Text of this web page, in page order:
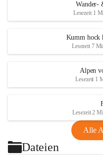
Wander-
Lesezeit 1
Kumm hock
Lesezeit 7
Alpen
Lesezeit 1
Lesezeit 2
Alle
Dateien